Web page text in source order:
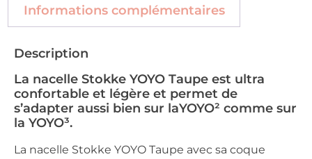
Informations complémentaires
Description
La nacelle Stokke YOYO Taupe est ultra
confortable et légère et permet de
s’adapter aussi bien sur laYOYO² comme sur
la YOYO³.
La nacelle Stokke YOYO Taupe avec sa coque